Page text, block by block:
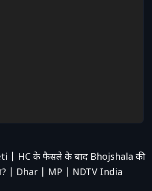
| HC के फैसले के बाद Bhojshala की
| Dhar | MP | NDTV India